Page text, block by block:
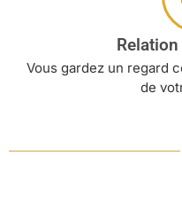
Vous gardez un regard
de